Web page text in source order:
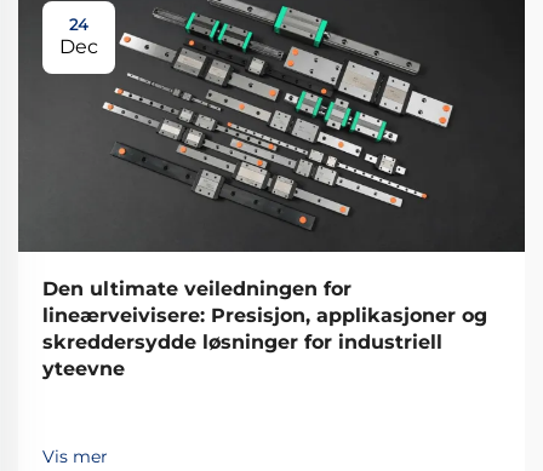
24
Dec
Den ultimate veiledningen for
lineærveivisere: Presisjon, applikasjoner og
skreddersydde løsninger for industriell
yteevne
Vis mer